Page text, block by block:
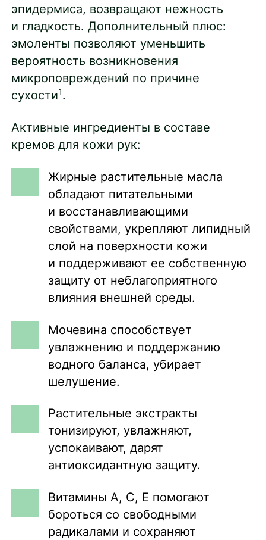
эпидермиса, возвращают нежность
и гладкость. Дополнительный плюс:
эмоленты позволяют уменьшить
вероятность возникновения
микроповреждений по причине
сухости1.
Активные ингредиенты в составе
кремов для кожи рук:
Жирные растительные масла
обладают питательными
и восстанавливающими
свойствами, укрепляют липидный
слой на поверхности кожи
и поддерживают ее собственную
защиту от неблагоприятного
влияния внешней среды.
Мочевина способствует
увлажнению и поддержанию
водного баланса, убирает
шелушение.
Растительные экстракты
тонизируют, увлажняют,
успокаивают, дарят
антиоксидантную защиту.
Витамины А, С, Е помогают
бороться со свободными
радикалами и сохраняют